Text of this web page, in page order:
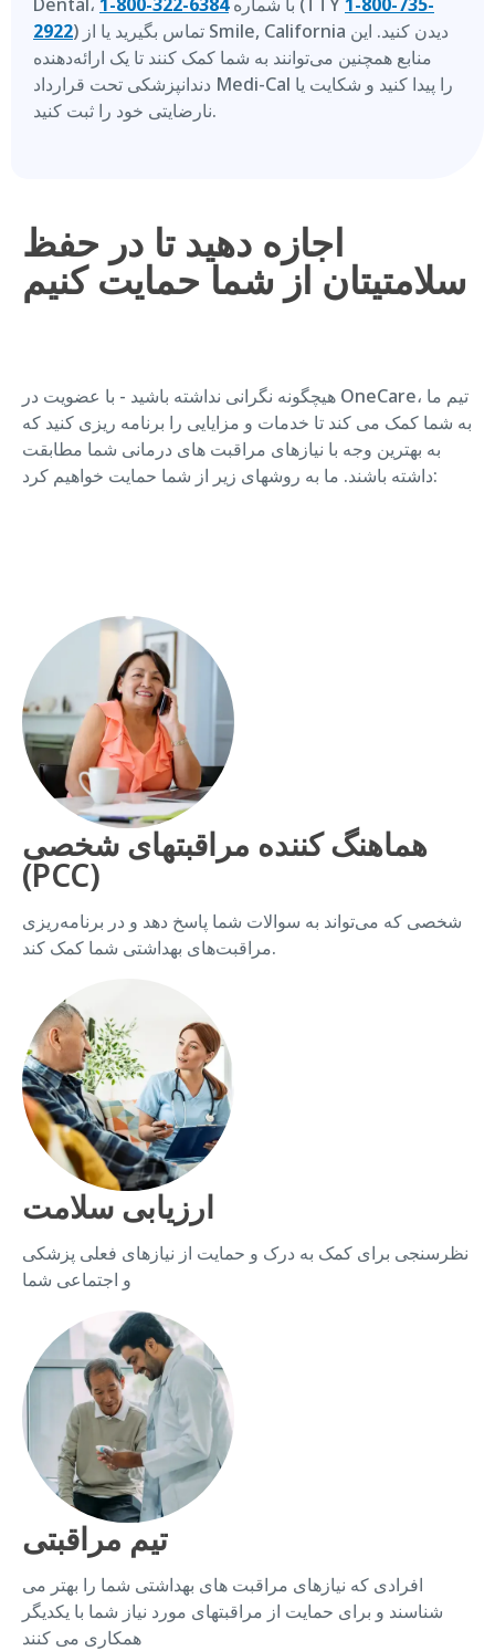
2922) تماس بگیرید یا از Smile, California دیدن کنید. این
منابع همچنین می‌توانند به شما کمک کنند تا یک ارائه‌دهنده
دندانپزشکی تحت قرارداد Medi-Cal را پیدا کنید و شکایت یا
نارضایتی خود را ثبت کنید.
اجازه دهید تا در حفظ
سلامتیتان از شما حمایت کنیم
هیچگونه نگرانی نداشته باشید - با عضویت در OneCare، تیم ما
به شما کمک می کند تا خدمات و مزایایی را برنامه ریزی کنید که
به بهترین وجه با نیازهای مراقبت های درمانی شما مطابقت
داشته باشند. ما به روشهای زیر از شما حمایت خواهیم کرد:
هماهنگ کننده مراقبتهای شخصی
(PCC)
شخصی که می‌تواند به سوالات شما پاسخ دهد و در برنامه‌ریزی
مراقبت‌های بهداشتی شما کمک کند.
ارزیابی سلامت
نظرسنجی برای کمک به درک و حمایت از نیازهای فعلی پزشکی
و اجتماعی شما
تیم مراقبتی
افرادی که نیازهای مراقبت های بهداشتی شما را بهتر می
شناسند و برای حمایت از مراقبتهای مورد نیاز شما با یکدیگر
همکاری می کنند